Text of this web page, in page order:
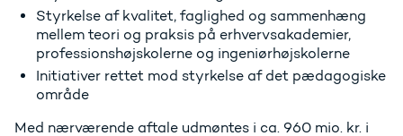
Styrkelse af kvalitet, faglighed og sammenhæng
mellem teori og praksis på erhvervsakademier,
professionshøjskolerne og ingeniørhøjskolerne
Initiativer rettet mod styrkelse af det pædagogiske
område
Med nærværende aftale udmøntes i ca. 960 mio. kr. i